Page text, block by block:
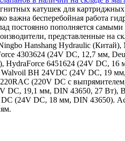
катушек для
бесперебойная работа
постоянно пополняется
представленные
Hanshang Hydraulic
4303624 (24V DC, 12,7 мм,
6451624 (24V DC,
BH 24VDC (24V DC, 19
(220V DC с
19,1 мм, DIN 43650, 27 Вт),
(24V DC, 18 мм, DIN 43650).